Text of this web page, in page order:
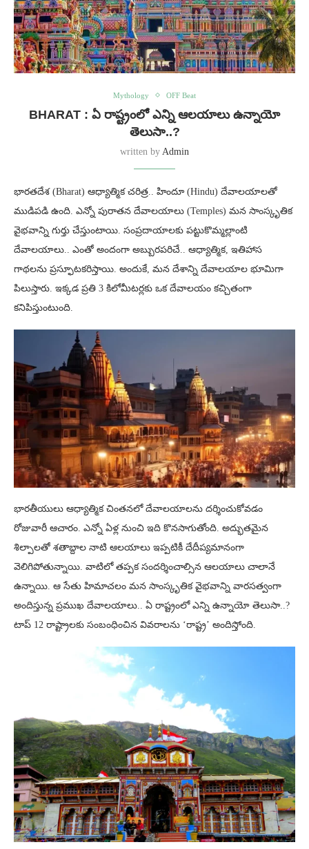
Mythology OFF Beat
BHARAT : ఏ రాష్ట్రంలో ఎన్ని ఆలయాలు ఉన్నాయో
తెలుసా..?
written by Admin
భారతదేశ (Bharat) ఆధ్యాత్మిక చరిత్ర.. హిందూ (Hindu) దేవాలయాలతో
ముడిపడి ఉంది. ఎన్నో పురాతన దేవాలయాలు (Temples) మన సాంస్కృతిక
వైభవాన్ని గుర్తు చేస్తుంటాయి. సంప్రదాయాలకు పట్టుకొమ్మల్లాంటి
దేవాలయాలు.. ఎంతో అందంగా అబ్బురపరిచే.. ఆధ్యాత్మిక, ఇతిహాస
గాథలను ప్రస్ఫూటకరిస్తాయి. అందుకే, మన దేశాన్ని దేవాలయాల భూమిగా
పిలుస్తారు. ఇక్కడ ప్రతి 3 కిలోమీటర్లకు ఒక దేవాలయం కచ్చితంగా
కనిపిస్తుంటుంది.
భారతీయులు ఆధ్యాత్మిక చింతనలో దేవాలయాలను దర్శించుకోవడం
రోజువారీ ఆచారం. ఎన్నో ఏళ్ల నుంచి ఇది కొనసాగుతోంది. అద్భుతమైన
శిల్పాలతో శతాబ్దాల నాటి ఆలయాలు ఇప్పటికీ దేదీప్యమానంగా
వెలిగిపోతున్నాయి. వాటిలో తప్పక సందర్శించాల్సిన ఆలయాలు చాలానే
ఉన్నాయి. ఆ సేతు హిమాచలం మన సాంస్కృతిక వైభవాన్ని వారసత్వంగా
అందిస్తున్న ప్రముఖ దేవాలయాలు.. ఏ రాష్ట్రంలో ఎన్ని ఉన్నాయో తెలుసా..?
టాప్ 12 రాష్ట్రాలకు సంబంధించిన వివరాలను ‘రాష్ట్ర’ అందిస్తోంది.